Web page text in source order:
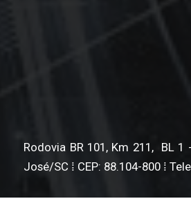
Rodovia BR 101, Km 211, BL 1
José/SC ⁞ CEP: 88.104-800 ⁞